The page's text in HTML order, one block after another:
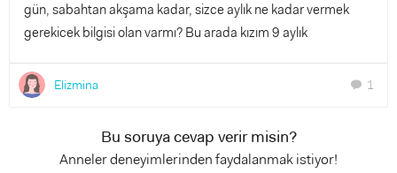
gün, sabahtan akşama kadar, sizce aylık ne kadar vermek
gerekicek bilgisi olan varmı? Bu arada kızım 9 aylık
Elizmina chat 1
Bu soruya cevap verir misin?
Anneler deneyimlerinden faydalanmak istiyor!